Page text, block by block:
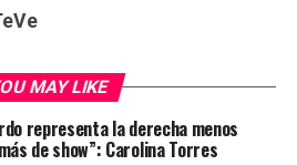
MAY LIKE
representa la derecha menos
de show”: Carolina Torres